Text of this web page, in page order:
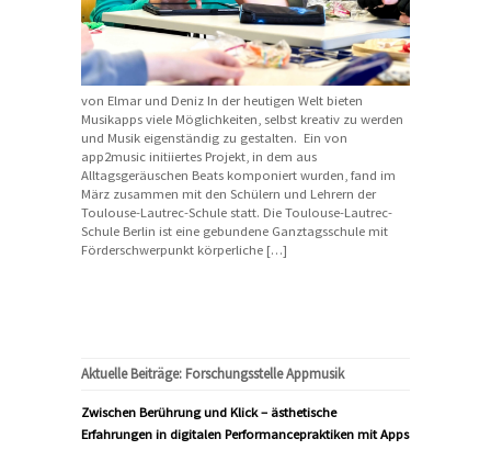
von Elmar und Deniz In der heutigen Welt bieten
Musikapps viele Möglichkeiten, selbst kreativ zu werden
und Musik eigenständig zu gestalten. Ein von
app2music initiiertes Projekt, in dem aus
Alltagsgeräuschen Beats komponiert wurden, fand im
März zusammen mit den Schülern und Lehrern der
Toulouse-Lautrec-Schule statt. Die Toulouse-Lautrec-
Schule Berlin ist eine gebundene Ganztagsschule mit
Förderschwerpunkt körperliche […]
Aktuelle Beiträge: Forschungsstelle Appmusik
Zwischen Berührung und Klick – ästhetische
Erfahrungen in digitalen Performancepraktiken mit Apps